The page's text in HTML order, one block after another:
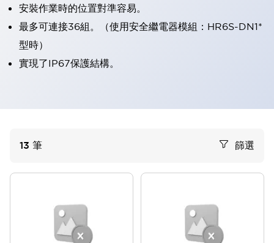
安裝作業時的位置對準容易。
最多可連接36組。（使用安全繼電器模組：HR6S-DN1*
型時）
實現了IP67保護結構。
13 筆 篩選